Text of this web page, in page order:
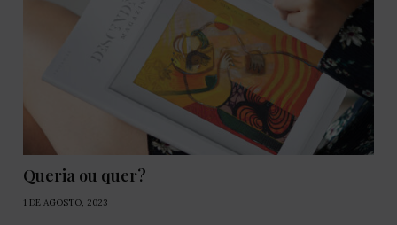
Queria ou quer?
1 DE AGOSTO, 2023